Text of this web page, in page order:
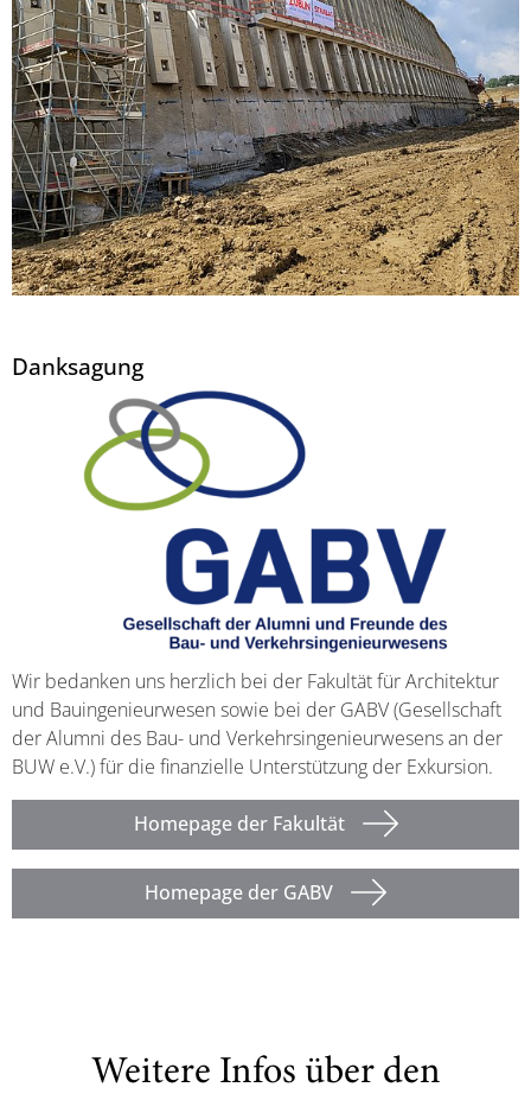
Danksagung
Wir bedanken uns herzlich bei der Fakultät für Architektur
und Bauingenieurwesen sowie bei der GABV (Gesellschaft
der Alumni des Bau- und Verkehrsingenieurwesens an der
BUW e.V.) für die finanzielle Unterstützung der Exkursion.
Homepage der Fakultät
Homepage der GABV
Weitere Infos über den